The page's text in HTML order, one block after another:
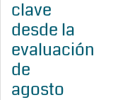
clave
desde la
evaluación
de
agosto